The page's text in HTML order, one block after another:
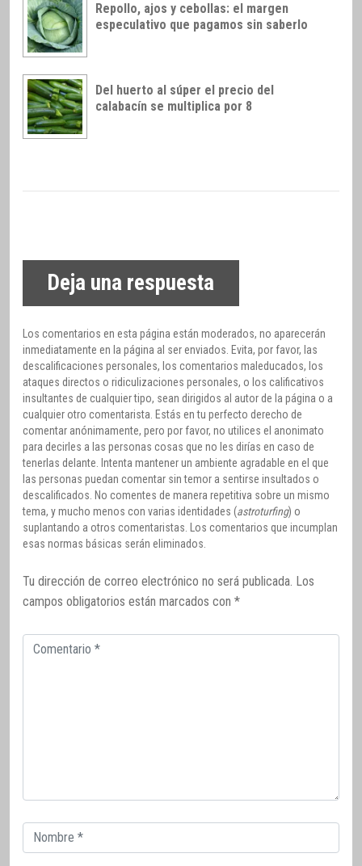
Repollo, ajos y cebollas: el margen
especulativo que pagamos sin saberlo
Del huerto al súper el precio del
calabacín se multiplica por 8
Deja una respuesta
Los comentarios en esta página están moderados, no aparecerán
inmediatamente en la página al ser enviados. Evita, por favor, las
descalificaciones personales, los comentarios maleducados, los
ataques directos o ridiculizaciones personales, o los calificativos
insultantes de cualquier tipo, sean dirigidos al autor de la página o a
cualquier otro comentarista. Estás en tu perfecto derecho de
comentar anónimamente, pero por favor, no utilices el anonimato
para decirles a las personas cosas que no les dirías en caso de
tenerlas delante. Intenta mantener un ambiente agradable en el que
las personas puedan comentar sin temor a sentirse insultados o
descalificados. No comentes de manera repetitiva sobre un mismo
tema, y mucho menos con varias identidades (astroturfing) o
suplantando a otros comentaristas. Los comentarios que incumplan
esas normas básicas serán eliminados.
Tu dirección de correo electrónico no será publicada. Los
campos obligatorios están marcados con *
Comentario
Correo
electrónico